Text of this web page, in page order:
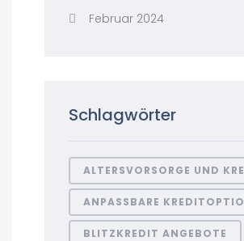
Februar 2024
Schlagwörter
ALTERSVORSORGE UND
ANPASSBARE
BLITZKREDIT ANGEBOTE